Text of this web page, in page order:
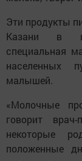
Эти продукты
Казани в
специальная
населенных
малышей.
«Молочные
говорит
некоторые
положенные